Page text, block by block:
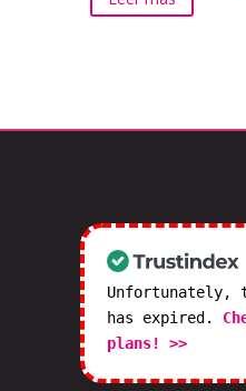
Unfortunately,
has expired.
plans! >>